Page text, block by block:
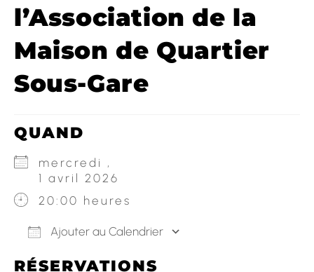
l’Association de la
Maison de Quartier
Sous-Gare
QUAND
mercredi ,
1 avril 2026
20:00 heures
Ajouter au Calendrier
RÉSERVATIONS